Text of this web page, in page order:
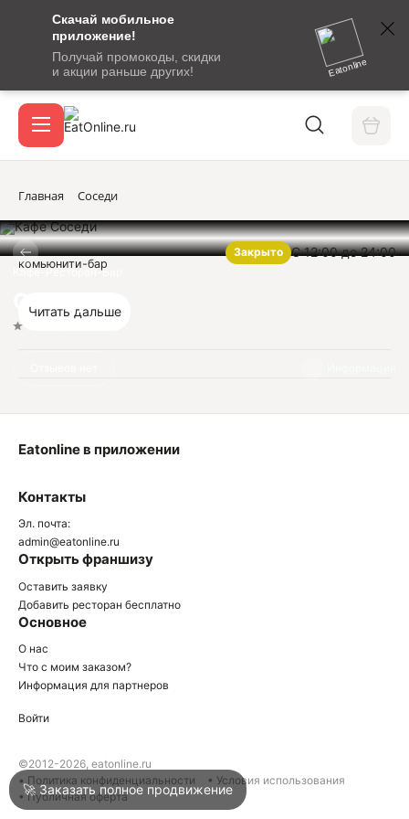
Скачай мобильное
приложение!
Получай промокоды, скидки
и акции раньше других!
Eatonline
сообщение
кодом
подтверждения
Вход / регистрация
Акции
Войти
Написать в техподдержку
Главная Соседи
Закрыто С 12:00 до 24:00
Кафе-Ресторан-Бар
Соседи
комьюнити-бар
Читать дальше
Контакты
Эл. почта:
admin@eatonline.ru
Открыть франшизу
Оставить заявку
Добавить ресторан бесплатно
Основное
О нас
Что с моим заказом?
Информация для партнеров
Eatonline в приложении
Войти
©2012-2026, eatonline.ru
• Политика конфиденциальности
• Условия использования
• Публичная оферта
🚀 Заказать полное продвижение